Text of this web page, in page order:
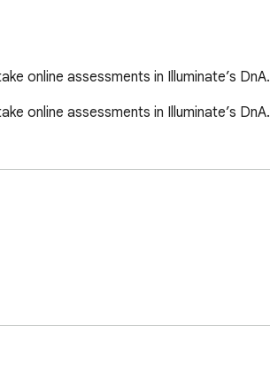
online assessments in Illuminate’s DnA.
online assessments in Illuminate’s DnA.